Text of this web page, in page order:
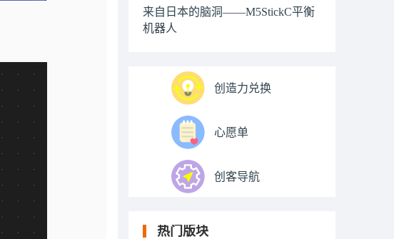
来自日本的脑洞——M5StickC平衡
机器人
创造力兑换
心愿单
创客导航
热门版块